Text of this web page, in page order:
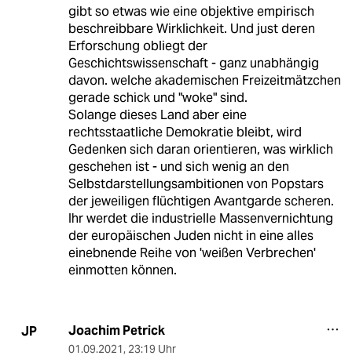
gibt so etwas wie eine objektive empirisch
beschreibbare Wirklichkeit. Und just deren
Erforschung obliegt der
Geschichtswissenschaft - ganz unabhängig
davon. welche akademischen Freizeitmätzchen
gerade schick und "woke" sind.
Solange dieses Land aber eine
rechtsstaatliche Demokratie bleibt, wird
Gedenken sich daran orientieren, was wirklich
geschehen ist - und sich wenig an den
Selbstdarstellungsambitionen von Popstars
der jeweiligen flüchtigen Avantgarde scheren.
Ihr werdet die industrielle Massenvernichtung
der europäischen Juden nicht in eine alles
einebnende Reihe von 'weißen Verbrechen'
einmotten können.
JP Joachim Petrick
01.09.2021, 23:19 Uhr